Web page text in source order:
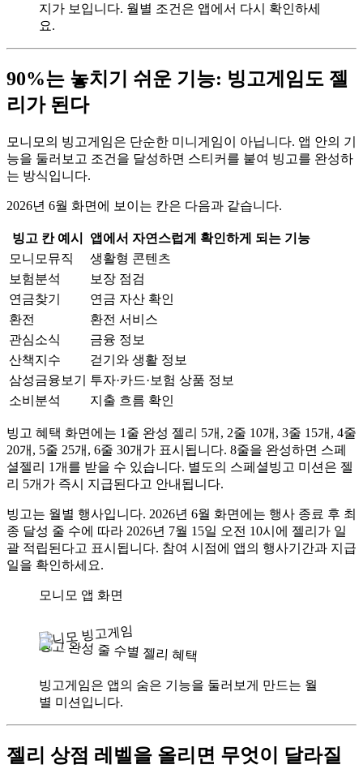
지가 보입니다. 월별 조건은 앱에서 다시 확인하세
요.
90%는 놓치기 쉬운 기능: 빙고게임도 젤
리가 된다
모니모의 빙고게임은 단순한 미니게임이 아닙니다. 앱 안의 기
능을 둘러보고 조건을 달성하면 스티커를 붙여 빙고를 완성하
는 방식입니다.
2026년 6월 화면에 보이는 칸은 다음과 같습니다.
빙고 칸 예시
앱에서 자연스럽게 확인하게 되는 기능
모니모뮤직
생활형 콘텐츠
보험분석
보장 점검
연금찾기
연금 자산 확인
환전
환전 서비스
관심소식
금융 정보
산책지수
걷기와 생활 정보
삼성금융보기
투자·카드·보험 상품 정보
소비분석
지출 흐름 확인
빙고 혜택 화면에는 1줄 완성 젤리 5개, 2줄 10개, 3줄 15개, 4줄
20개, 5줄 25개, 6줄 30개가 표시됩니다. 8줄을 완성하면 스페
셜젤리 1개를 받을 수 있습니다. 별도의 스페셜빙고 미션은 젤
리 5개가 즉시 지급된다고 안내됩니다.
빙고는 월별 행사입니다. 2026년 6월 화면에는 행사 종료 후 최
종 달성 줄 수에 따라 2026년 7월 15일 오전 10시에 젤리가 일
괄 적립된다고 표시됩니다. 참여 시점에 앱의 행사기간과 지급
일을 확인하세요.
모니모 앱 화면
모니모 빙고게임
빙고 완성 줄 수별 젤리 혜택
빙고게임은 앱의 숨은 기능을 둘러보게 만드는 월
별 미션입니다.
젤리 상점 레벨을 올리면 무엇이 달라질